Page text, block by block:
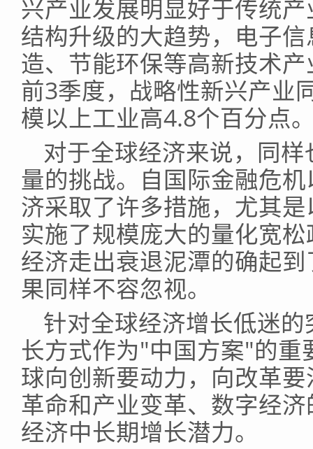
兴产业发展明显好于传统
结构升级的大趋势，电子
造、节能环保等高新技术
前3季度，战略性新兴产业
模以上工业高4.8个百分点
对于全球经济来说，同
量的挑战。自国际金融危
济采取了许多措施，尤其
实施了规模庞大的量化宽
经济走出衰退泥潭的确起
果同样不容忽视。
针对全球经济增长低迷
长方式作为"中国方案"的
球向创新要动力，向改革
革命和产业变革、数字经
经济中长期增长潜力。